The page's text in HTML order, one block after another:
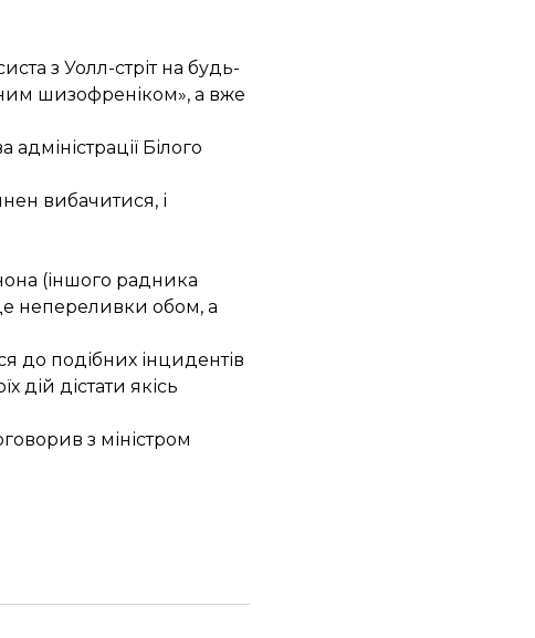
з Уолл-стріт на будь-
шизофреніком», а вже
Білого
вибачитися, і
(іншого радника
непереливки обом, а
до подібних інцидентів
дій дістати якісь
з міністром